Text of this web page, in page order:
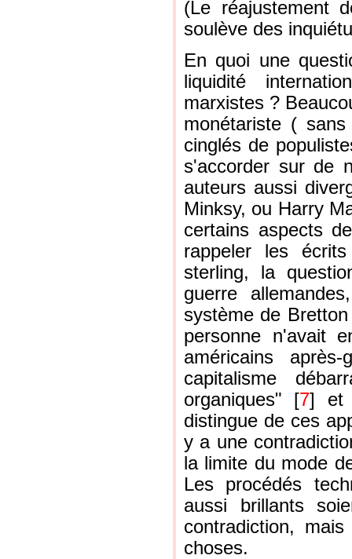
(Le réajustement
soulève des
En quoi une
liquidité
marxistes ?
monétariste (
cinglés de
s'accorder sur de
auteurs aussi
Minksy, ou Harry
certains aspects
rappeler les
sterling, la
guerre
système de
personne n'avait
américains
capitalisme
organiques" [7] et
distingue de ces
y a une
la limite du mode
Les procédés
aussi brillants
contradiction,
choses.